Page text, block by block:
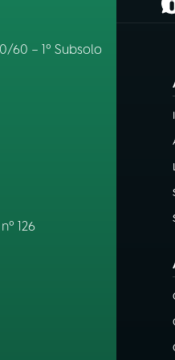
60 – 1º Subsolo
126